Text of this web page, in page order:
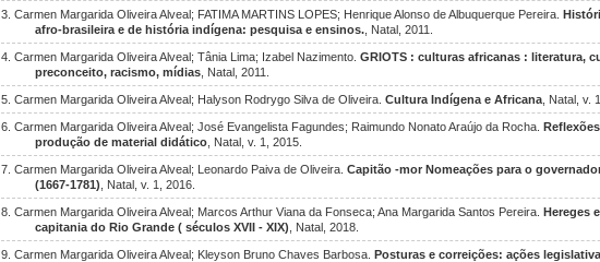
3. Carmen Margarida Oliveira Alveal; FATIMA MARTINS LOPES; Henrique Alonso de Albuquerque Pereira.
afro-brasileira e de história indígena: pesquisa e ensinos. , Natal, 2011.
4. Carmen Margarida Oliveira Alveal; Tânia Lima; Izabel Nazimento. GRIOTS : culturas africanas : literatura,
preconceito, racismo, mídias , Natal, 2011.
5. Carmen Margarida Oliveira Alveal; Halyson Rodrygo Silva de Oliveira. Cultura Indígena e Africana , Natal, v.
6. Carmen Margarida Oliveira Alveal; José Evangelista Fagundes; Raimundo Nonato Araújo da Rocha.
produção de material didático , Natal, v. 1, 2015.
7. Carmen Margarida Oliveira Alveal; Leonardo Paiva de Oliveira. Capitão -mor Nomeações para o
(1667-1781)
, Natal, v. 1, 2016.
8. Carmen Margarida Oliveira Alveal; Marcos Arthur Viana da Fonseca; Ana Margarida Santos Pereira. Hereges
capitania do Rio Grande ( séculos XVII - XIX)
, Natal, 2018.
9. Carmen Margarida Oliveira Alveal; Kleyson Bruno Chaves Barbosa. Posturas e correições: ações